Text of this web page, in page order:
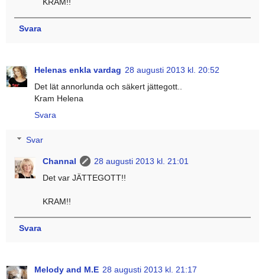
Svara
Helenas enkla vardag 28 augusti 2013 kl. 20:52
Det lät annorlunda och säkert jättegott..
Kram Helena
Svara
Svar
Channal
28 augusti 2013 kl. 21:01
Det var JÄTTEGOTT!!
KRAM!!
Svara
Melody and M.E 28 augusti 2013 kl. 21:17